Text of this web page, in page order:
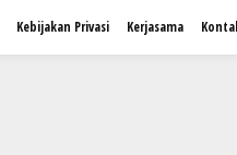
Kebijakan Privasi Kerjasama